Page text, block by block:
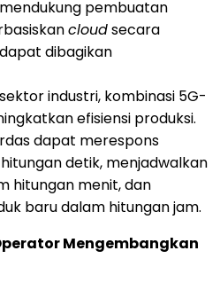
pembuatan
cloudsecara
dibagikan
industri, kombinasi 5G-
efisiensi produksi.
dapat merespons
detik, menjadwalkan
hitungan menit, dan
baru dalam hitungan jam.
Mengembangkan